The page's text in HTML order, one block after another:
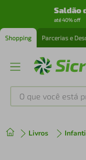
Saldão
até 40% off
Shopping Parcerias e
O que você está
Livros